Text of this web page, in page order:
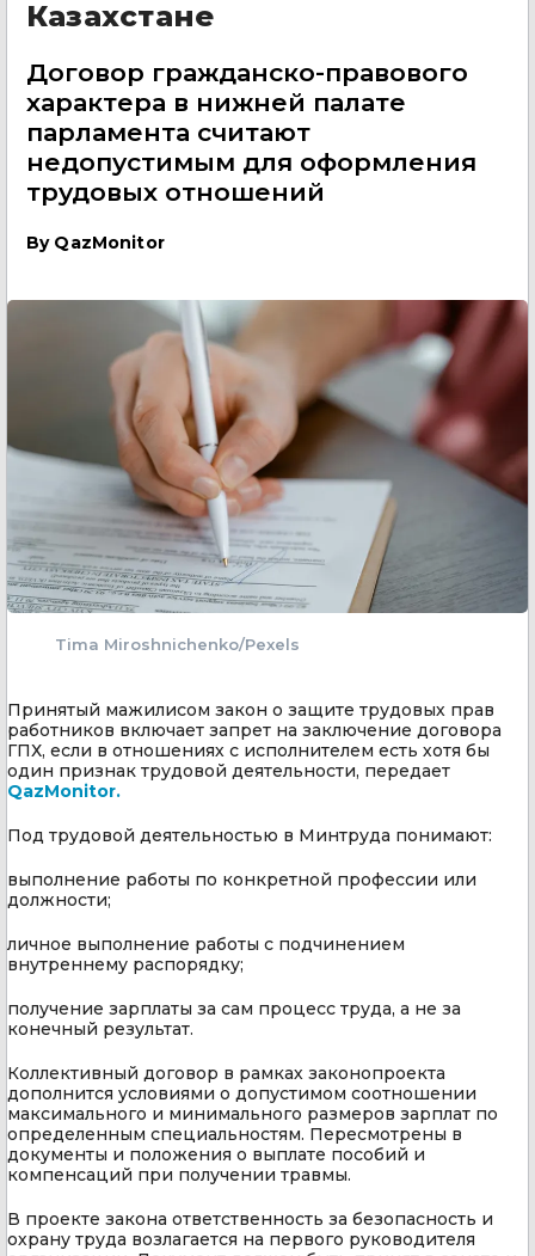
Казахстане
Договор гражданско-правового
характера в нижней палате
парламента считают
недопустимым для оформления
трудовых отношений
By QazMonitor
Tima Miroshnichenko/Pexels
Принятый мажилисом закон о защите трудовых прав
работников включает запрет на заключение договора
ГПХ, если в отношениях с исполнителем есть хотя бы
один признак трудовой деятельности, передает
QazMonitor.
Под трудовой деятельностью в Минтруда понимают:
выполнение работы по конкретной профессии или
должности;
личное выполнение работы с подчинением
внутреннему распорядку;
получение зарплаты за сам процесс труда, а не за
конечный результат.
Коллективный договор в рамках законопроекта
дополнится условиями о допустимом соотношении
максимального и минимального размеров зарплат по
определенным специальностям. Пересмотрены в
документы и положения о выплате пособий и
компенсаций при получении травмы.
В проекте закона ответственность за безопасность и
охрану труда возлагается на первого руководителя